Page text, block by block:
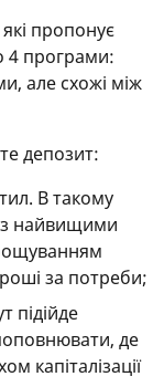
пропонує
4 програми:
але схожі між
депозит:
В такому
з найвищими
за потреби;
підійде
де
капіталізації